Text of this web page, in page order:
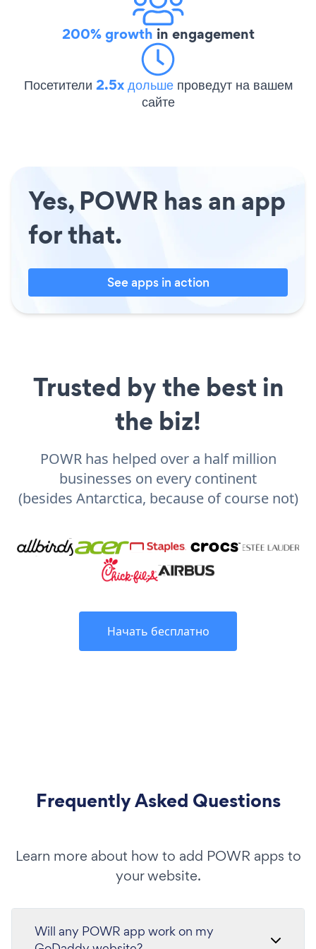
200% growth in engagement
Посетители 2.5x дольше проведут на вашем
сайте
Yes, POWR has an app
for that.
See apps in action
Trusted by the best in
the biz!
POWR has helped over a half million
businesses on every continent
(besides Antarctica, because of course not)
Начать бесплатно
Frequently Asked Questions
Learn more about how to add POWR apps to
your website.
Will any POWR app work on my